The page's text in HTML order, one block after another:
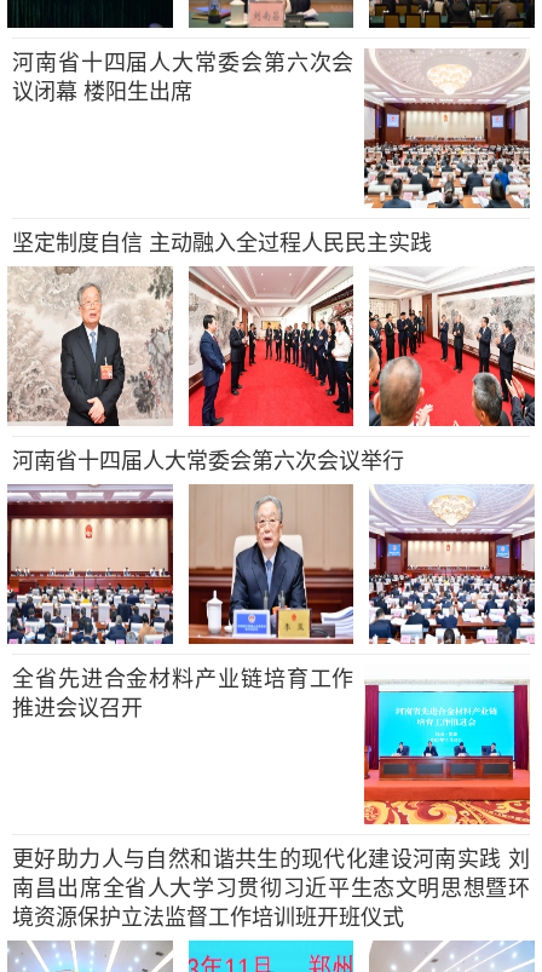
河南省十四届人大常委会第六次会
议闭幕 楼阳生出席
坚定制度自信 主动融入全过程人民民主实践
河南省十四届人大常委会第六次会议举行
全省先进合金材料产业链培育工作
推进会议召开
更好助力人与自然和谐共生的现代化建设河南实践 刘
南昌出席全省人大学习贯彻习近平生态文明思想暨环
境资源保护立法监督工作培训班开班仪式